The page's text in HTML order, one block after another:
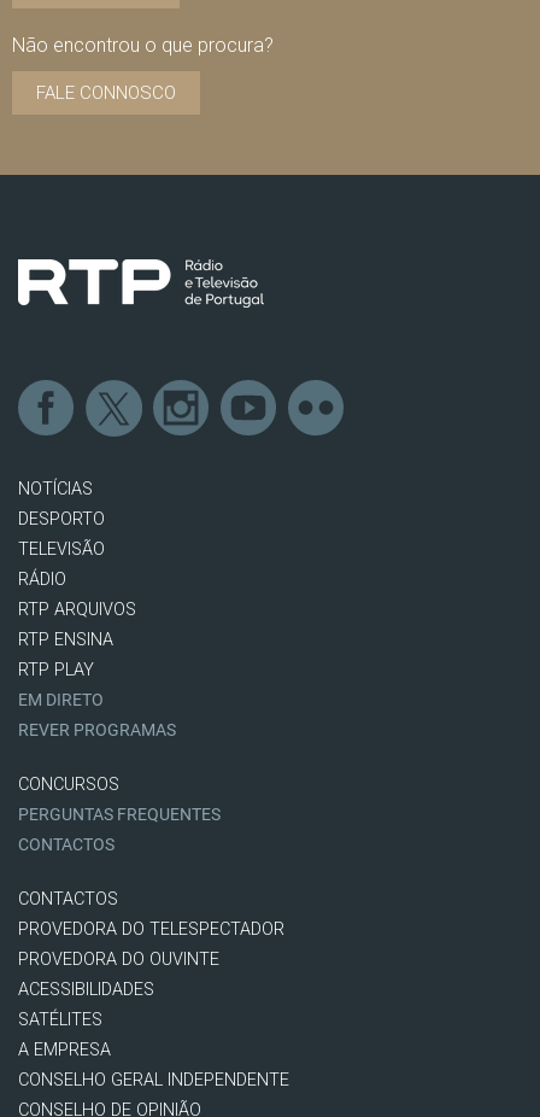
Não encontrou o que procura?
FALE CONNOSCO
NOTÍCIAS
DESPORTO
TELEVISÃO
RÁDIO
RTP ARQUIVOS
RTP ENSINA
RTP PLAY
EM DIRETO
REVER PROGRAMAS
CONCURSOS
PERGUNTAS FREQUENTES
CONTACTOS
CONTACTOS
PROVEDORA DO TELESPECTADOR
PROVEDORA DO OUVINTE
ACESSIBILIDADES
SATÉLITES
A EMPRESA
CONSELHO GERAL INDEPENDENTE
CONSELHO DE OPINIÃO